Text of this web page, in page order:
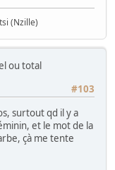
(Nzille)
ou total
#103
surtout qd il y a
et le mot de la
çà me tente